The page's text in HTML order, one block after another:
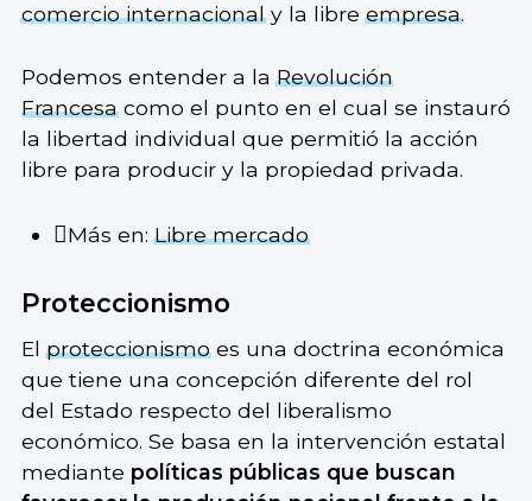
comercio internacionaly la libreempresa.
Podemos entender a laRevolución
Francesacomo el punto en el cual se instauró
la libertad individual que permitió la acción
libre para producir y la propiedad privada.
Más en:Libre mercado
Proteccionismo
Elproteccionismoes una doctrina económica
que tiene una concepción diferente del rol
del Estado respecto del liberalismo
económico. Se basa en la intervención estatal
mediante políticas públicas que buscan